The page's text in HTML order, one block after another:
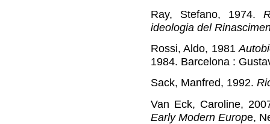
Ray, Stefano, 1974.
ideologia del
Rossi, Aldo, 1981
1984. Barcelona :
Sack, Manfred, 1992.
Van Eck, Caroline,
Early Modern Europe,